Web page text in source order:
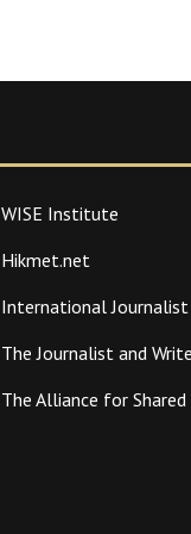
WISE Institute
Hikmet.net
International Journalist
The Journalist and
The Alliance for Shared